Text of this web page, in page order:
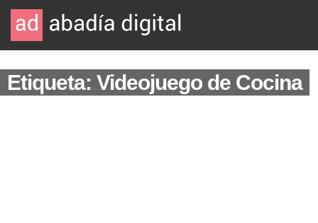
Etiqueta: Videojuego de Cocina